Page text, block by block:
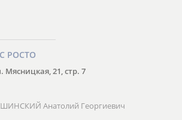
РОСТО
Мясницкая, 21, стр. 7
Анатолий Георгиевич